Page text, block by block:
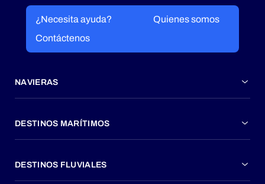
¿Necesita ayuda?
Quienes somos
Contáctenos
NAVIERAS
DESTINOS MARÍTIMOS
DESTINOS FLUVIALES